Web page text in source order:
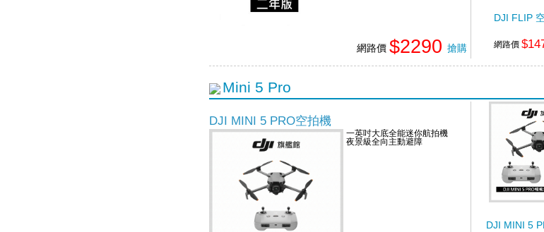
網路價 $2290 搶購
DJI FLIP
網路價
Mini 5 Pro
DJI MINI 5 PRO空拍機
一英吋大底全能迷你航拍機
夜景級全向主動避障
DJI MINI 5